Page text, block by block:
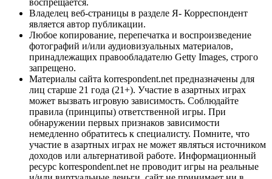
Владелец веб-страницы в разделе Я- Корреспондент
является автор публикации.
Любое копирование, перепечатка и воспроизведение
фотографий и/или аудиовизуальных материалов,
принадлежащих правообладателю Getty Images, строго
запрещено.
Материалы сайта korrespondent.net предназначены для
лиц старше 21 года (21+). Участие в азартных играх
может вызвать игровую зависимость. Соблюдайте
правила (принципы) ответственной игры. При
обнаружении первых признаков зависимости
немедленно обратитесь к специалисту. Помните, что
участие в азартных играх не может являться источником
доходов или альтернативой работе. Информационный
ресурс korrespondent.net не проводит игры на реальные